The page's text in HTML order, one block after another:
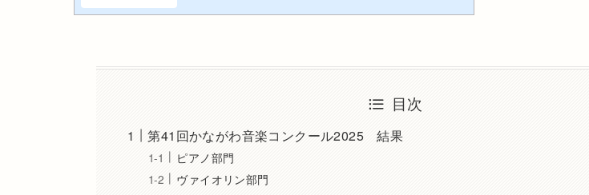
目次
第41回かながわ音楽コンクール2025 結果
ピアノ部門
ヴァイオリン部門